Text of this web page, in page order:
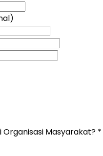
Organisasi Masyarakat? *